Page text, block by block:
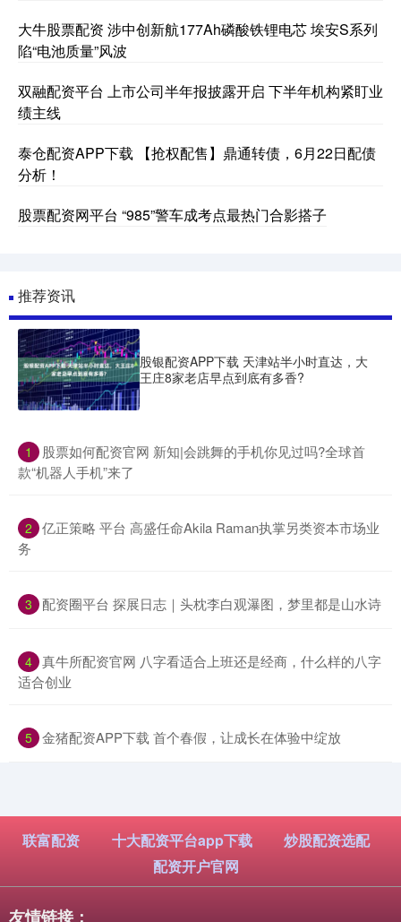
大牛股票配资 涉中创新航177Ah磷酸铁锂电芯 埃安S系列
陷“电池质量”风波
双融配资平台 上市公司半年报披露开启 下半年机构紧盯业
绩主线
泰仓配资APP下载 【抢权配售】鼎通转债，6月22日配债
分析！
股票配资网平台 “985”警车成考点最热门合影搭子
推荐资讯
股银配资APP下载 天津站半小时直达，大
王庄8家老店早点到底有多香?
1
​股票如何配资官网 新知|会跳舞的手机你见过吗?全球首
款“机器人手机”来了
2 ​亿正策略 平台 高盛任命Akila Raman执掌另类资本市场业
务
3 ​配资圈平台 探展日志｜头枕李白观瀑图，梦里都是山水诗
4 ​真牛所配资官网 八字看适合上班还是经商，什么样的八字
适合创业
5 ​金猪配资APP下载 首个春假，让成长在体验中绽放
联富配资 十大配资平台app下载
炒股配资选配
配资开户官网
友情链接：